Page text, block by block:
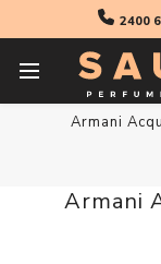
2400
Armani
Armani